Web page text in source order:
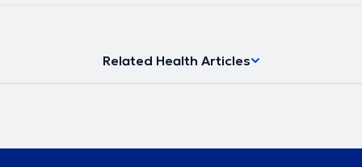
Related Health Articles